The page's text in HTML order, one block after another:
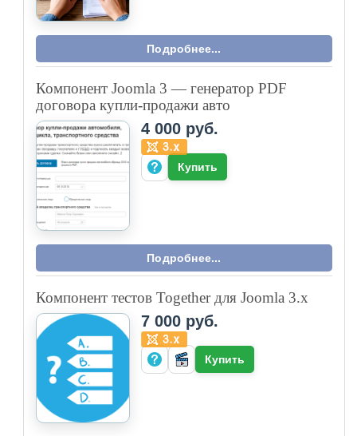
Подробнее...
Компонент Joomla 3 — генератор PDF
договора купли-продажи авто
4 000 руб.
Купить
Подробнее...
Компонент тестов Together для Joomla 3.x
7 000 руб.
Купить